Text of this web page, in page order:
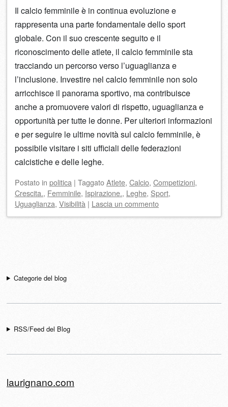
Il calcio femminile è in continua evoluzione e
rappresenta una parte fondamentale dello sport
globale. Con il suo crescente seguito e il
riconoscimento delle atlete, il calcio femminile sta
tracciando un percorso verso l’uguaglianza e
l’inclusione. Investire nel calcio femminile non solo
arricchisce il panorama sportivo, ma contribuisce
anche a promuovere valori di rispetto, uguaglianza e
opportunità per tutte le donne. Per ulteriori informazioni
e per seguire le ultime novità sul calcio femminile, è
possibile visitare i siti ufficiali delle federazioni
calcistiche e delle leghe.
Postato in politica | TaggatoAtlete, Calcio, Competizioni,
Crescita., Femminile, Ispirazione., Leghe, Sport,
Uguaglianza, Visibilità | Lascia un commento
Categorie del blog
RSS/Feed del Blog
laurignano.com